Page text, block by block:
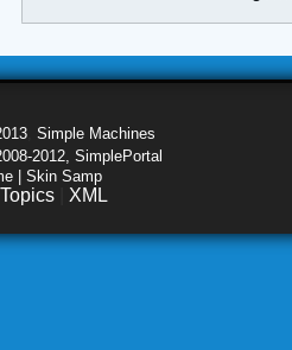
Simple Machines
2012, SimplePortal
| Skin Samp
Topics XML